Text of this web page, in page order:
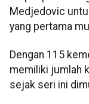
Medjedovic
yang pertama
Dengan 115
memiliki jumlah
sejak seri ini